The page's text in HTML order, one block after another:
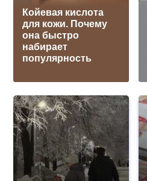
Койевая кислота
для кожи. Почему
она быстро
набирает
популярность